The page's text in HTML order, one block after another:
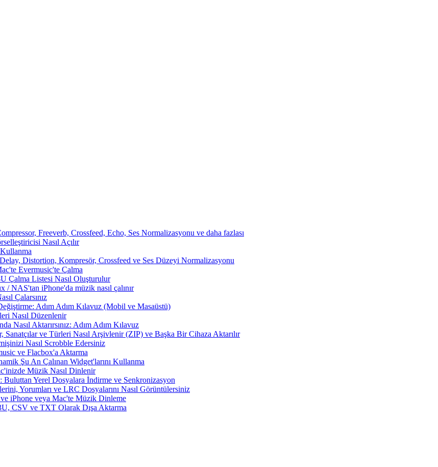
Freeverb, Crossfeed, Echo, Ses Normalizasyonu ve daha fazlası
Nasıl Açılır
Distortion, Kompresör, Crossfeed ve Ses Düzeyi Normalizasyonu
Evermusic'te Çalma
Çalma Listesi Nasıl Oluşturulur
NAS'tan iPhone'da müzik nasıl çalınır
Çalarsınız
Adım Adım Kılavuz (Mobil ve Masaüstü)
Nasıl Düzenlenir
Nasıl Aktarırsınız: Adım Adım Kılavuz
ve Türleri Nasıl Arşivlenir (ZIP) ve Başka Bir Cihaza Aktarılır
Nasıl Scrobble Edersiniz
ve Flacbox'a Aktarma
Şu An Çalınan Widget'larını Kullanma
Müzik Nasıl Dinlenir
Yerel Dosyalara İndirme ve Senkronizasyon
Yorumları ve LRC Dosyalarını Nasıl Görüntülersiniz
iPhone veya Mac'te Müzik Dinleme
CSV ve TXT Olarak Dışa Aktarma